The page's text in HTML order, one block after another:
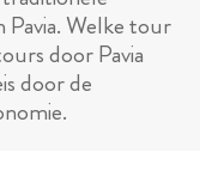
Welke tour
door Pavia
door de